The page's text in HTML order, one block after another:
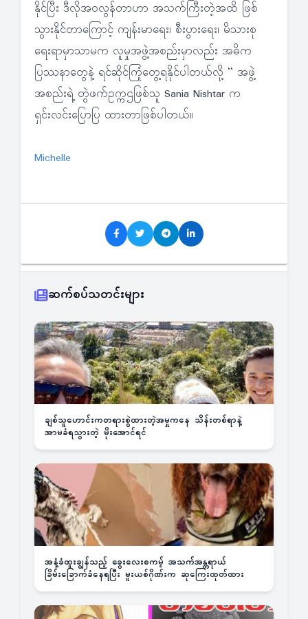
နိုင်ပြီး ဒီလိုအဝလွန်တာဟာ အသက်ကြီးတဲ့အထိ ဖြစ်
သွားနိုင်တာကြောင့် ကျန်းမာရေး၊ စီးပွားရေး၊ မိသားစု
ရေးရာမှာသာမက လူမှုအဖွဲ့အစည်းမှာလည်း အဓိက
ပြဿနာတွေနဲ့ ရင်ဆိုင်ကြုံတွေ့ရနိုင်ပါတယ်လို့ “ အဖွဲ့
အစည်းရဲ့ တွဲဖက်ဥက္ကဌဖြစ်သူ Sania Nishtar က
ရှင်းလင်းပြောပြ ထားတာဖြစ်ပါတယ်။
Michelle
ဆက်စပ်သတင်းများ
ချစ်သူဟောင်းကတရားစွဲထားတဲ့အမှုကနေ သိန်းတစ်ရာနဲ့
အာမခံရသွားတဲ့ မိုးအောင်ရင်
အနံ့ခံထူးချွန်သည့် ခွေးလေးစကမ့် အသက်အန္တရာယ်
ခြိမ်းခြောက်ခံနေရပြီး မူးယစ်ဂိုဏ်းက ဆုကြေးထုတ်ထား